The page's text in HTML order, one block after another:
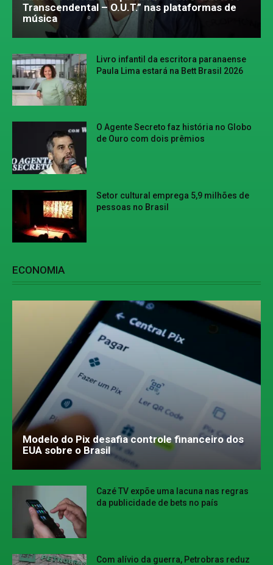
Transcendental – O.U.T.” nas plataformas de
música
Livro infantil da escritora paranaense
Paula Lima estará na Bett Brasil 2026
O Agente Secreto faz história no Globo
de Ouro com dois prêmios
Setor cultural emprega 5,9 milhões de
pessoas no Brasil
ECONOMIA
Modelo do Pix desafia controle financeiro dos
EUA sobre o Brasil
Cazé TV expõe uma lacuna nas regras
da publicidade de bets no país
Com alívio da guerra, Petrobras reduz